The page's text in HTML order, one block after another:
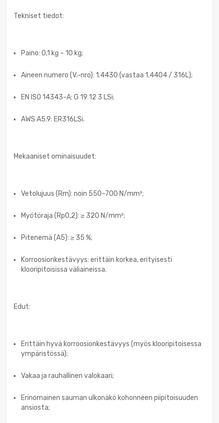
Tekniset tiedot:
Paino: 0,1 kg – 10 kg;
Aineen numero (V.-nro): 1.4430 (vastaa 1.4404 / 316L);
EN ISO 14343-A: G 19 12 3 LSi;
AWS A5.9: ER316LSi.
Mekaaniset ominaisuudet:
Vetolujuus (Rm): noin 550–700 N/mm²;
Myötöraja (Rp0,2): ≥ 320 N/mm²;
Pitenemä (A5): ≥ 35 %;
Korroosionkestävyys: erittäin korkea, erityisesti
klooripitoisissa väliaineissa.
Edut:
Erittäin hyvä korroosionkestävyys (myös klooripitoisessa
ympäristössä);
Vakaa ja rauhallinen valokaari;
Erinomainen sauman ulkonäkö kohonneen piipitoisuuden
ansiosta;